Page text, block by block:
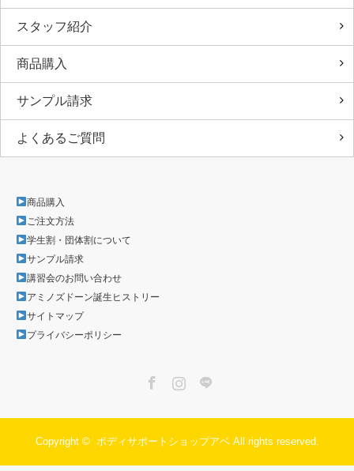
スタッフ紹介
商品購入
サンプル請求
よくあるご質問
商品購入
ご注文方法
学生割・団体割について
サンプル請求
講習会のお問い合わせ
アミノズドーン誕生ヒストリー
サイトマップ
プライバシーポリシー
Copyright © ボディサポートショップアベAll rights reserved.